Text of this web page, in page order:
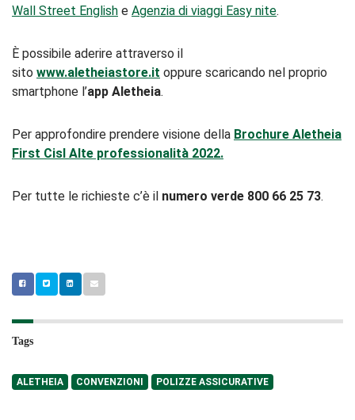
Wall Street English e Agenzia di viaggi Easy nite.
È possibile aderire attraverso il
sito www.aletheiastore.it oppure scaricando nel proprio
smartphone l’app Aletheia.
Per approfondire prendere visione della Brochure Aletheia
First Cisl Alte professionalità 2022.
Per tutte le richieste c’è il numero verde 800 66 25 73.
Tags
ALETHEIA CONVENZIONI POLIZZE ASSICURATIVE